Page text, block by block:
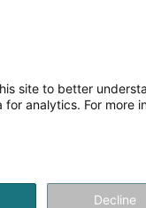
7 jours sur 7 Un
Une satisfaction...
site to better
analytics. For more
Decline